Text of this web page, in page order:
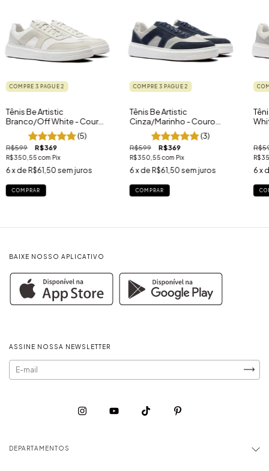
COMPRE 3 PAGUE 2
Tênis Be Artistic
Branco/Off White - Couro
Legítimo
(5)
R$599 R$369
R$350,55com Pix
6x de R$61,50 sem juros
COMPRAR
COMPRE 3 PAGUE 2
Tênis Be Artistic
Cinza/Marinho - Couro
Legítimo
(3)
R$599 R$369
R$350,55com Pix
6x de R$61,50 sem juros
COMPRAR
6 x
BAIXE NOSSO APLICATIVO
ASSINE NOSSA NEWSLETTER
DEPARTAMENTOS